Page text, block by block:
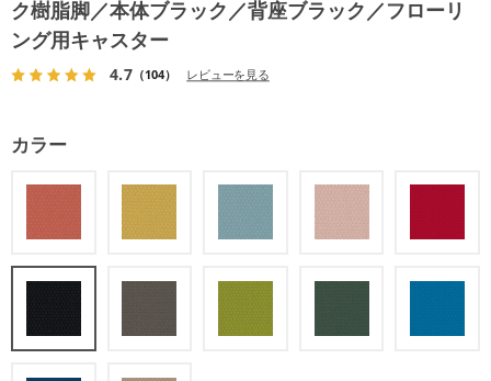
ク樹脂脚／本体ブラック／背座ブラック／フローリ
ング用キャスター
4.7（104） レビューを見る
カラー